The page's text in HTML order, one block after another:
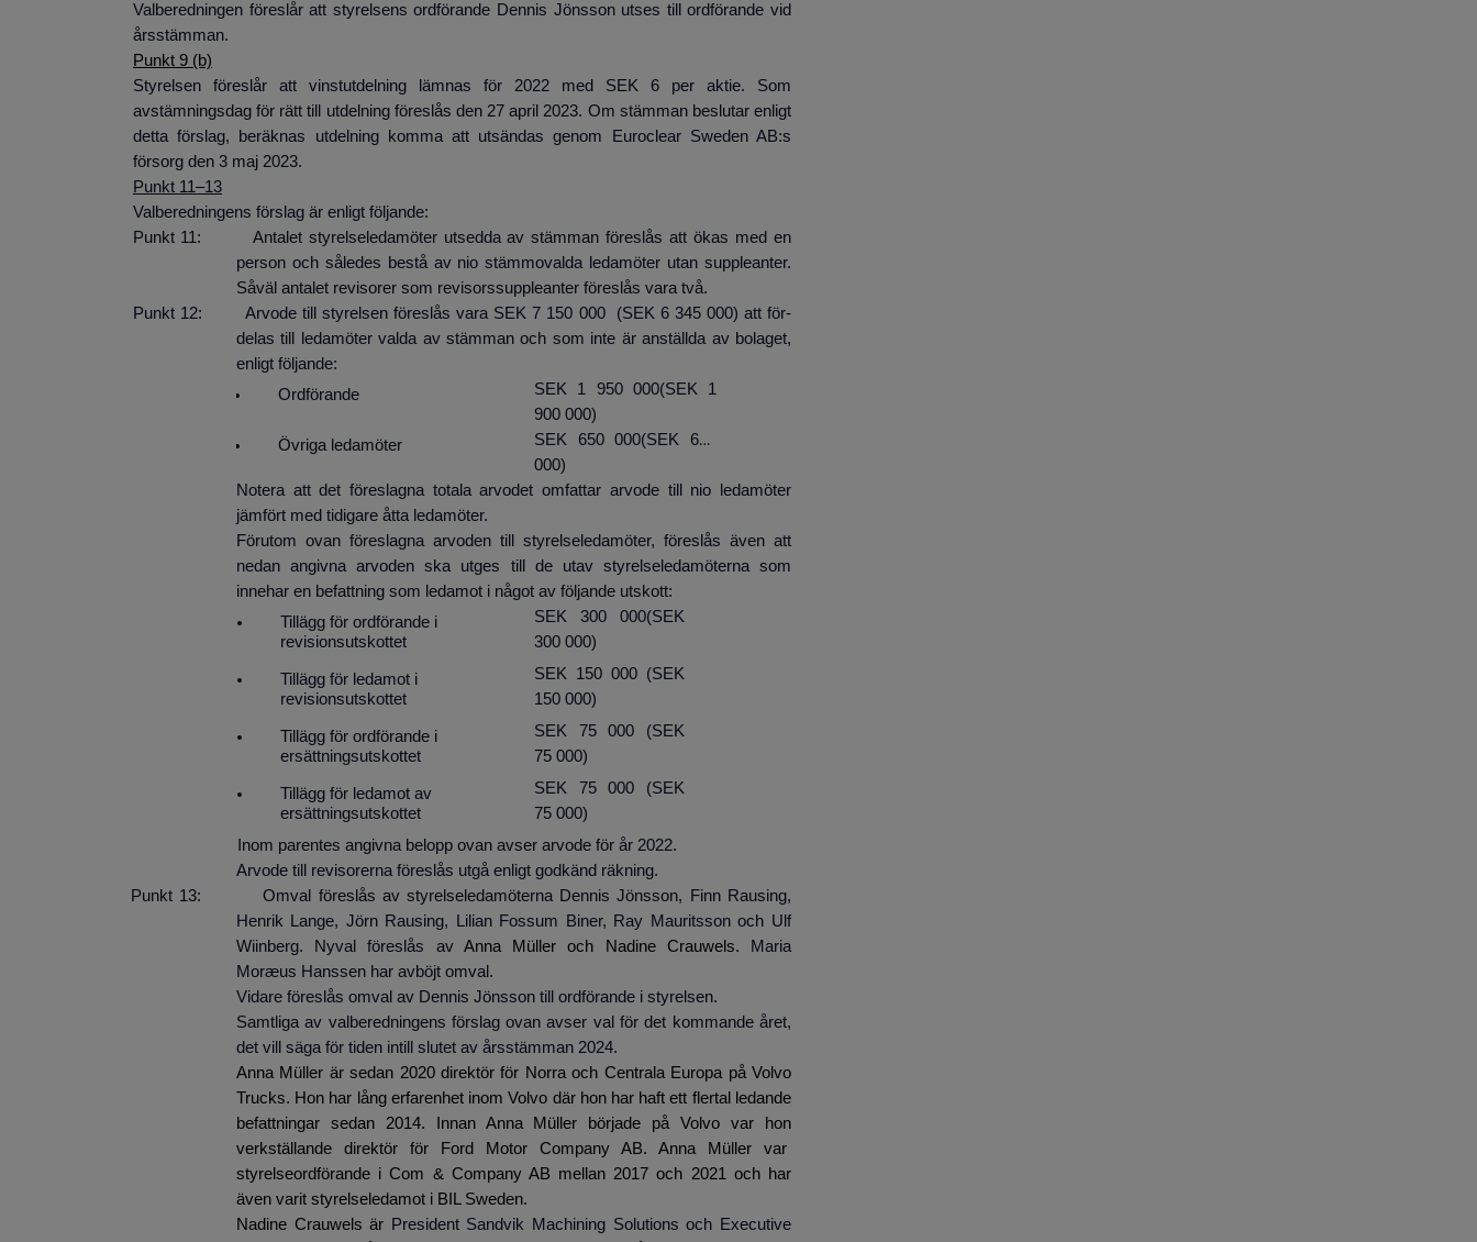
Valberedningen föreslår att styrelsens ordförande Dennis Jönsson utses till ordförande vid
årsstämman.
Punkt 9 (b)
Styrelsen föreslår att vinstutdelning lämnas för 2022 med SEK 6 per aktie. Som
avstämningsdag för rätt till utdelning föreslås den 27 april 2023. Om stämman beslutar enligt
detta förslag, beräknas utdelning komma att utsändas genom Euroclear Sweden AB:s
försorg den 3 maj 2023.
Punkt 11–13
Valberedningens förslag är enligt följande:
Punkt 11: Antalet styrelseledamöter utsedda av stämman föreslås att ökas med en
person och således bestå av nio stämmovalda ledamöter utan supple­anter.
Såväl antalet revisorer som revisorssuppleanter föreslås vara två.
Punkt 12: Arvode till styrelsen föreslås vara SEK 7 150 000 (SEK 6 345 000) att för­
delas till ledamöter valda av stämman och som inte är anställda av bolaget,
enligt följande:
Ordförande
SEK 1 950 000(SEK 1
900 000)
Övriga ledamöter
SEK 650 000(SEK 635
000)
Notera att det föreslagna totala arvodet omfattar arvode till nio ledamöter
jämfört med tidigare åtta ledamöter.
Förutom ovan föreslagna arvoden till styrelseledamöter, föreslås även att
nedan angivna arvoden ska utges till de utav styrelseledamöterna som
innehar en befattning som ledamot i något av följande utskott:
Tillägg för ordförande i
revisionsutskottet
SEK 300 000(SEK
300 000)
Tillägg för ledamot i
revisionsutskottet
SEK 150 000 (SEK
150 000)
Tillägg för ordförande i
ersättningsutskottet
SEK 75 000 (SEK
75 000)
Tillägg för ledamot av
ersättningsutskottet
SEK 75 000 (SEK
75 000)
Inom parentes angivna belopp ovan avser arvode för år 2022.
Arvode till revisorerna föreslås utgå enligt godkänd räkning.
Punkt 13: Omval föreslås av styrelseledamöterna Dennis Jönsson, Finn Rausing,
Henrik Lange, Jörn Rausing, Lilian Fossum Biner, Ray Mauritsson och Ulf
Wiinberg. Nyval föreslås av Anna Müller och Nadine Crauwels. Maria
Moræus Hanssen har avböjt omval.
Vidare föreslås omval av Dennis Jönsson till ordförande i styrelsen.
Samtliga av valberedningens förslag ovan avser val för det kommande året,
det vill säga för tiden intill slutet av årsstämman 2024.
Anna Müller är sedan 2020 direktör för Norra och Centrala Europa på Volvo
Trucks. Hon har lång erfarenhet inom Volvo där hon har haft ett flertal ledande
befattningar sedan 2014. Innan Anna Müller började på Volvo var hon
verkställande direktör för Ford Motor Company AB. Anna Müller var
styrelseordförande i Com & Company AB mellan 2017 och 2021 och har
även varit styrelseledamot i BIL Sweden.
Nadine Crauwels är President Sandvik Machining Solutions och Executive